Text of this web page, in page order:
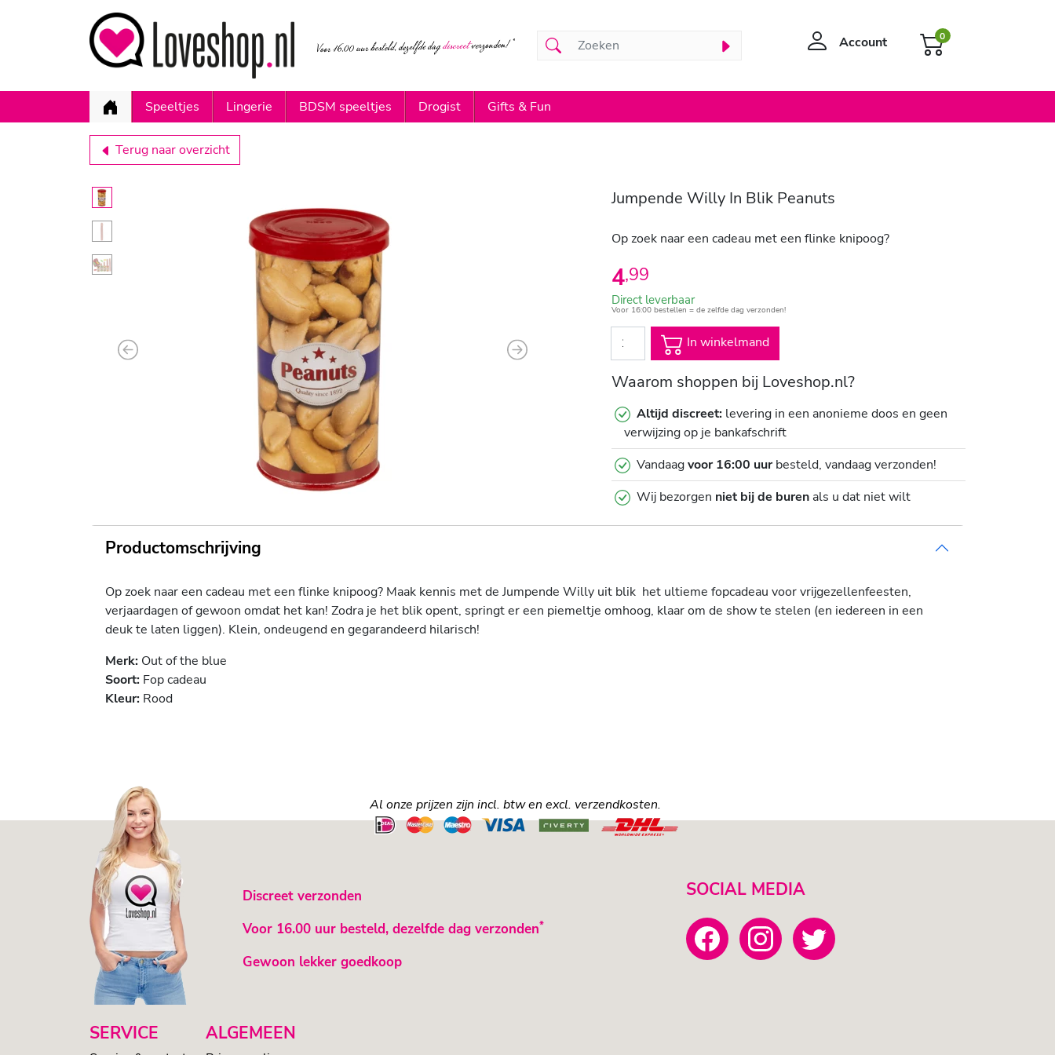
Account 0
Speeltjes Lingerie BDSM speeltjes Drogist Gifts & Fun
Terug naar overzicht
Previous Next
Jumpende Willy In Blik Peanuts
Op zoek naar een cadeau met een flinke knipoog?
4,99
Direct leverbaar
Voor 16:00 bestellen = de zelfde dag verzonden!
In winkelmand
Waarom shoppen bij Loveshop.nl?
Altijd discreet: levering in een anonieme doos en geen
verwijzing op je bankafschrift
Vandaagvoor 16:00 uurbesteld, vandaag verzonden!
Wij bezorgen niet bij de burenals u dat niet wilt
Productomschrijving
Op zoek naar een cadeau met een flinke knipoog? Maak kennis met de Jumpende Willy uit blik het ultieme fopcadeau voor vrijgezellenfeesten,
verjaardagen of gewoon omdat het kan! Zodra je het blik opent, springt er een piemeltje omhoog, klaar om de show te stelen (en iedereen in een
deuk te laten liggen). Klein, ondeugend en gegarandeerd hilarisch!
Merk: Out of the blue
Soort: Fop cadeau
Kleur: Rood
Al onze prijzen zijn incl. btw en excl. verzendkosten.
Discreet verzonden
Voor 16.00 uur besteld, dezelfde dag verzonden*
Gewoon lekker goedkoop
SOCIAL MEDIA
SERVICE ALGEMEEN